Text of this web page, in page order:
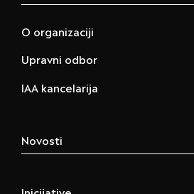
O organizaciji
Upravni odbor
IAA kancelarija
Novosti